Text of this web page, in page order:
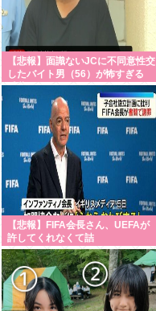
【悲報】面識ないJCに不同意性交
したバイト男（56）が怖すぎる
千葉県（※画像あり）
【悲報】FIFA会長さん、UEFAが
許してくれなくて詰
む・・・・・・・・・